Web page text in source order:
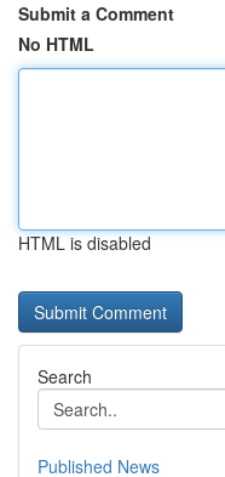
Submit a Comment
No HTML
HTML is disabled
Search
Published News